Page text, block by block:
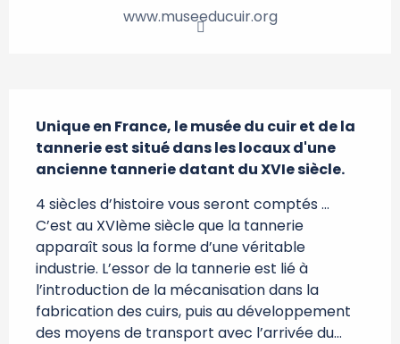
www.museeducuir.org
Unique en France, le musée du cuir et de la
tannerie est situé dans les locaux d'une
ancienne tannerie datant du XVIe siècle.
4 siècles d’histoire vous seront comptés …
C’est au XVIème siècle que la tannerie
apparaît sous la forme d’une véritable
industrie. L’essor de la tannerie est lié à
l’introduction de la mécanisation dans la
fabrication des cuirs, puis au développement
des moyens de transport avec l’arrivée du...